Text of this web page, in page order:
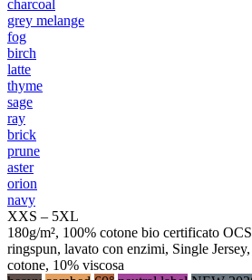
charcoal
grey melange
fog
birch
latte
thyme
sage
ray
brick
prune
aster
orion
navy
XXS – 5XL
180g/m², 100% cotone bio certificato
ringspun, lavato con enzimi, Single
cotone, 10% viscosa